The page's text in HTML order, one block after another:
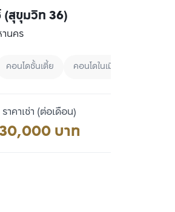
(สุขุมวิท 36)
นคร
คอนโดชั้นเตี้ย คอนโดในเมือง
ราคาเช่า (ต่อเดือน)
บาท